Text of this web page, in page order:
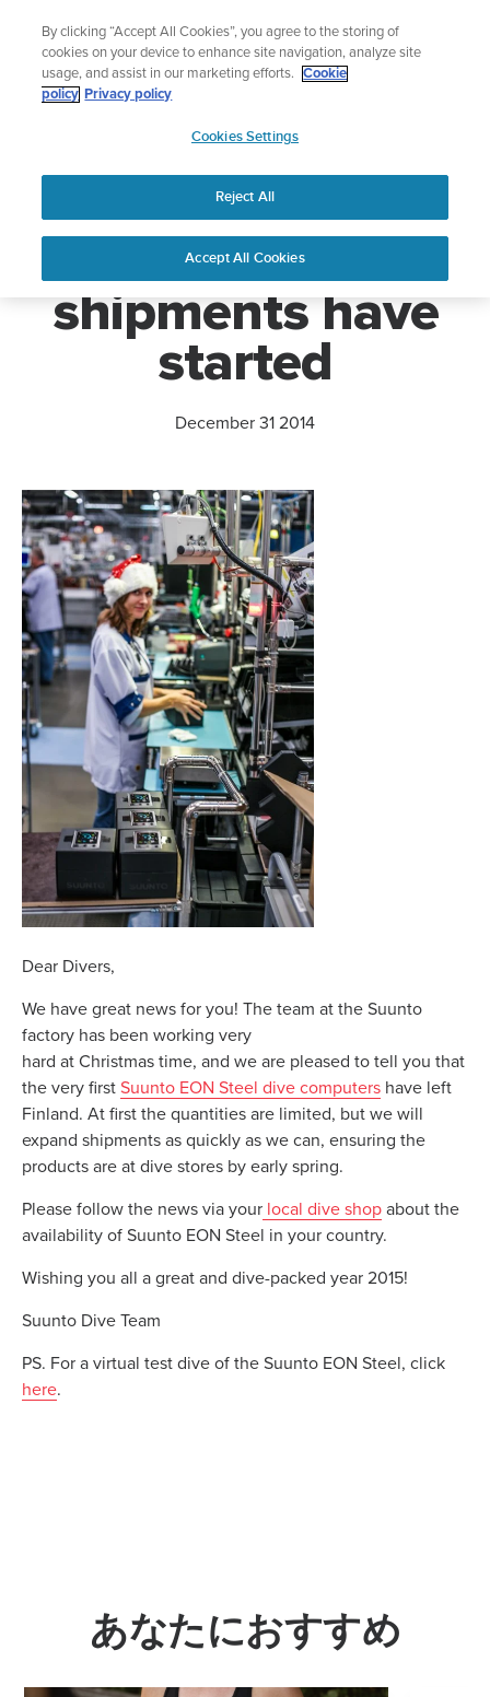
ニュースレターに登録すると、5％オフになります。
|返品無料
APAC
Home ニュース Suunto EON Steel shipments have started
Suunto EON Steel
shipments have
started
December 31 2014
Dear Divers,
We have great news for you! The team at the Suunto
factory has been working very
hard at Christmas time, and we are pleased to tell you that
the very first Suunto EON Steel dive computers have left
Finland. At first the quantities are limited, but we will
expand shipments as quickly as we can, ensuring the
products are at dive stores by early spring.
Please follow the news via your local dive shop about the
availability of Suunto EON Steel in your country.
Wishing you all a great and dive-packed year 2015!
Suunto Dive Team
PS. For a virtual test dive of the Suunto EON Steel, click
here.
あなたにおすすめ
By clicking “Accept All Cookies”, you agree to the storing of
cookies on your device to enhance site navigation, analyze site
usage, and assist in our marketing efforts.
Cookie
policy Privacy policy
Cookies Settings
Reject All
Accept All Cookies